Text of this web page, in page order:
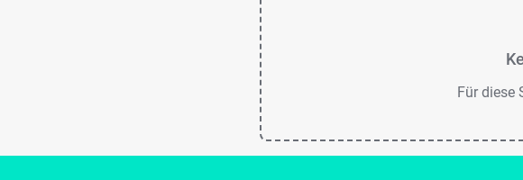
Für diese